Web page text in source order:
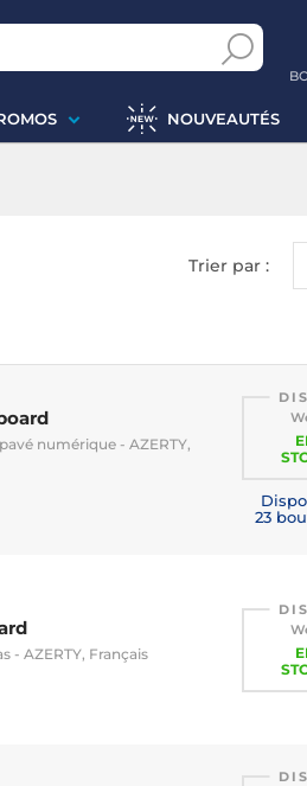
NOUVEAUTÉS
Trier par :
numérique - AZERTY,
23
- AZERTY, Français